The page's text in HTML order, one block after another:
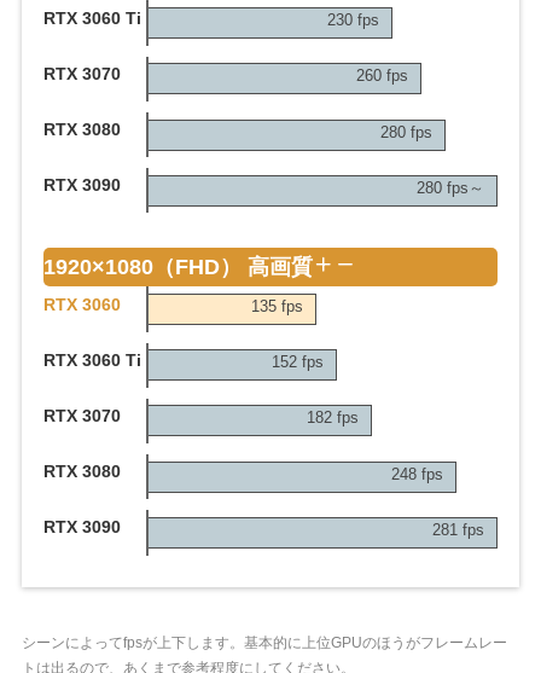
RTX 3060 Ti 230 fps
RTX 3070 260 fps
RTX 3080 280 fps
RTX 3090 280 fps～
1920×1080（FHD） 高画質
RTX 3060 135 fps
RTX 3060 Ti 152 fps
RTX 3070 182 fps
RTX 3080 248 fps
RTX 3090 281 fps
シーンによってfpsが上下します。基本的に上位GPUのほうがフレームレー
トは出るので、あくまで参考程度にしてください。